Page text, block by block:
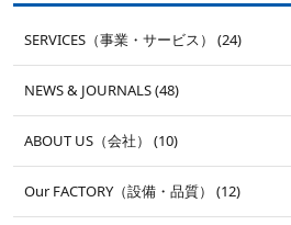
SERVICES（事業・サービス） (24)
NEWS & JOURNALS (48)
ABOUT US（会社） (10)
Our FACTORY（設備・品質） (12)